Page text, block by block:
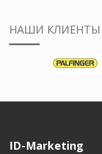
НАШИ КЛИЕНТЫ
ID-Marketing